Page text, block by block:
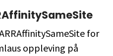
for
oppleving på